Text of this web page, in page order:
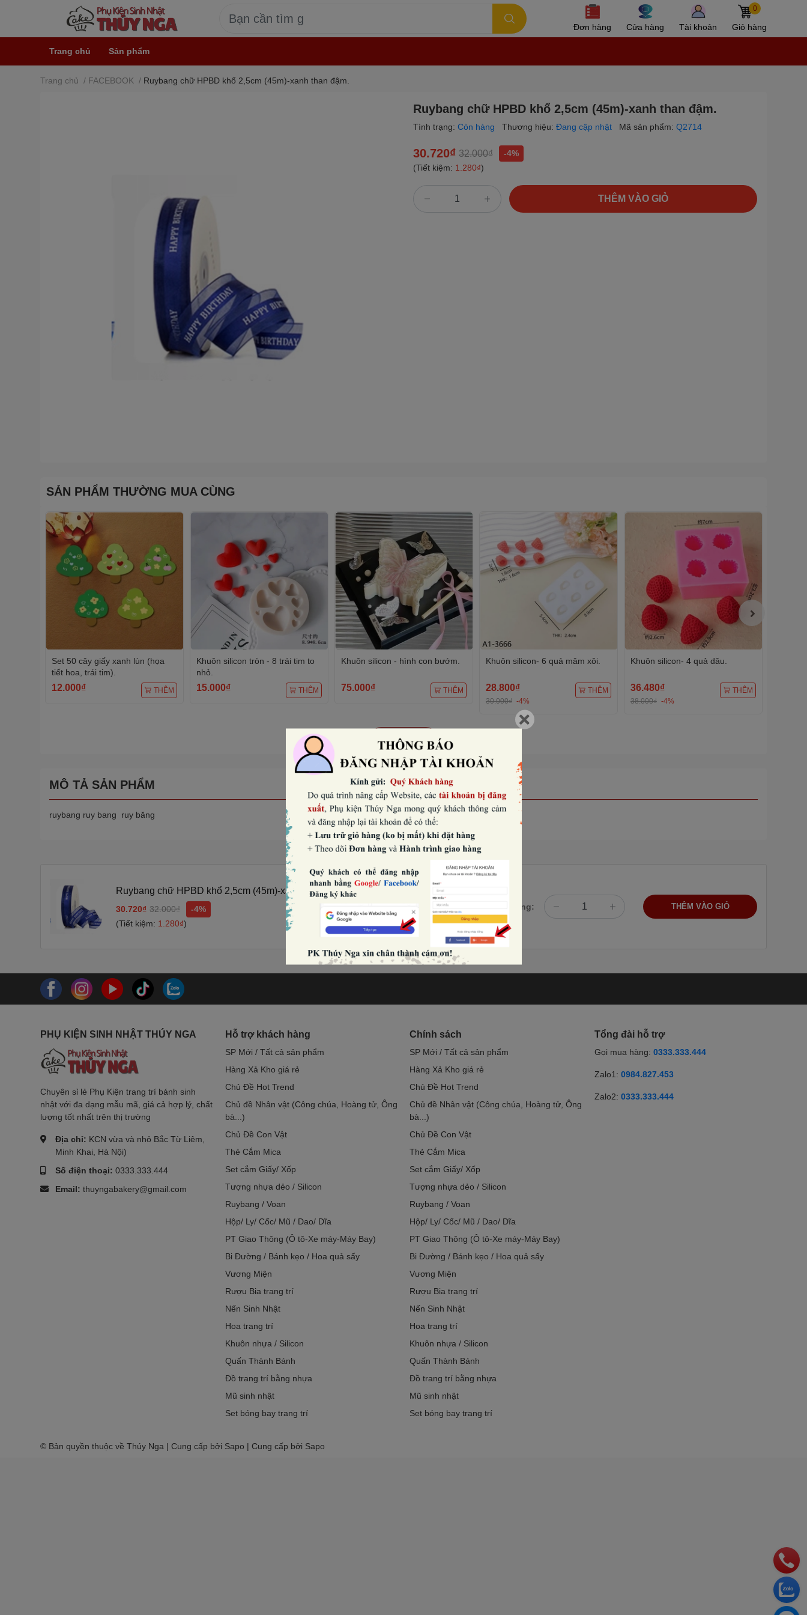
Đơn hàng Cửa hàng Tài khoản
0
Giỏ hàng
Trang chủ Sản phẩm
Trang chủ / FACEBOOK / Ruybang chữ HPBD khổ 2,5cm (45m)-xanh than đậm.
Ruybang chữ HPBD khổ 2,5cm (45m)-xanh than đậm.
Tình trạng: Còn hàng Thương hiệu: Đang cập nhật Mã sản phẩm: Q2714
30.720₫ 32.000₫
-4%
(Tiết kiệm: 1.280₫)
THÊM VÀO GIỎ
SẢN PHẨM THƯỜNG MUA CÙNG
Set 50 cây giấy xanh lùn (họa
tiết hoa, trái tim).
12.000₫ THÊM
Khuôn silicon tròn - 8 trái tim to
nhỏ.
15.000₫ THÊM
Khuôn silicon - hình con bướm.
75.000₫ THÊM
Khuôn silicon- 6 quả mâm xôi.
28.800₫
30.000₫ -4%
THÊM
Khuôn silicon- 4 quả dâu.
36.480₫
38.000₫ -4%
THÊM
Xem tất cả
MÔ TẢ SẢN PHẨM
ruybang ruy bang ruy băng
Ruybang chữ HPBD khổ 2,5cm (45m)-xanh than đậm.
30.720₫ 32.000₫
-4%
(Tiết kiệm: 1.280₫)
Số lượng: THÊM VÀO GIỎ
PHỤ KIỆN SINH NHẬT THÚY NGA
Chuyên sỉ lẻ Phụ Kiện trang trí bánh sinh
nhật với đa dạng mẫu mã, giá cả hợp lý, chất
lượng tốt nhất trên thị trường
Địa chỉ: KCN vừa và nhỏ Bắc Từ Liêm,
Minh Khai, Hà Nội)
Số điện thoại: 0333.333.444
Email: thuyngabakery@gmail.com
Hỗ trợ khách hàng
SP Mới / Tất cả sản phẩm
Hàng Xả Kho giá rẻ
Chủ Đề Hot Trend
Chủ đề Nhân vật (Công chúa, Hoàng tử, Ông
bà...)
Chủ Đề Con Vật
Thẻ Cắm Mica
Set cắm Giấy/ Xốp
Tượng nhựa dẻo / Silicon
Ruybang / Voan
Hộp/ Ly/ Cốc/ Mũ / Dao/ Dĩa
PT Giao Thông (Ô tô-Xe máy-Máy Bay)
Bi Đường / Bánh kẹo / Hoa quả sấy
Vương Miện
Rượu Bia trang trí
Nến Sinh Nhật
Hoa trang trí
Khuôn nhựa / Silicon
Quấn Thành Bánh
Đồ trang trí bằng nhựa
Mũ sinh nhật
Set bóng bay trang trí
Chính sách
SP Mới / Tất cả sản phẩm
Hàng Xả Kho giá rẻ
Chủ Đề Hot Trend
Chủ đề Nhân vật (Công chúa, Hoàng tử, Ông
bà...)
Chủ Đề Con Vật
Thẻ Cắm Mica
Set cắm Giấy/ Xốp
Tượng nhựa dẻo / Silicon
Ruybang / Voan
Hộp/ Ly/ Cốc/ Mũ / Dao/ Dĩa
PT Giao Thông (Ô tô-Xe máy-Máy Bay)
Bi Đường / Bánh kẹo / Hoa quả sấy
Vương Miện
Rượu Bia trang trí
Nến Sinh Nhật
Hoa trang trí
Khuôn nhựa / Silicon
Quấn Thành Bánh
Đồ trang trí bằng nhựa
Mũ sinh nhật
Set bóng bay trang trí
Tổng đài hỗ trợ
Gọi mua hàng: 0333.333.444
Zalo1: 0984.827.453
Zalo2: 0333.333.444
© Bản quyền thuộc về Thúy Nga | Cung cấp bởi Sapo | Cung cấp bởi Sapo